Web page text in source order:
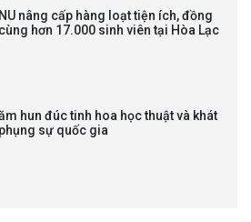
vị trí việc làm chức danh nghề
nghiệp chuyên môn dùng
Bảo vệ luận án tiến sĩ của NCS
nâng cấp hàng loạt tiện ích, đồng
hơn 17.000 sinh viên tại Hòa Lạc
hun đúc tinh hoa học thuật và khát
sự quốc gia